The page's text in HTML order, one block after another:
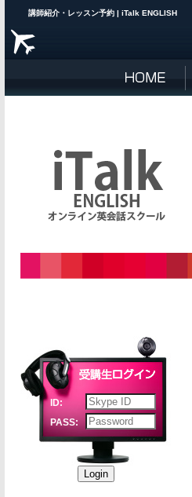
講師紹介・レッスン予約 | iTalk ENGLISH
ID:
PASS: